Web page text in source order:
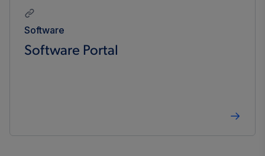
Software
Software Portal